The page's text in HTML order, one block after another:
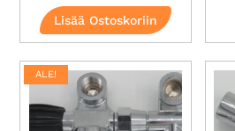
Lisää Ostoskoriin
ALE!